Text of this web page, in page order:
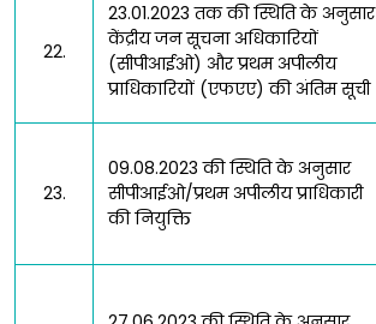
22.
23.01.2023 तक की स्थिति के अनुसार
केंद्रीय जन सूचना अधिकारियों
(सीपीआईओ) और प्रथम अपीलीय
प्राधिकारियों (एफएए) की अंतिम सूची
23.
09.08.2023 की स्थिति के अनुसार
सीपीआईओ/प्रथम अपीलीय प्राधिकारी
की नियुक्ति